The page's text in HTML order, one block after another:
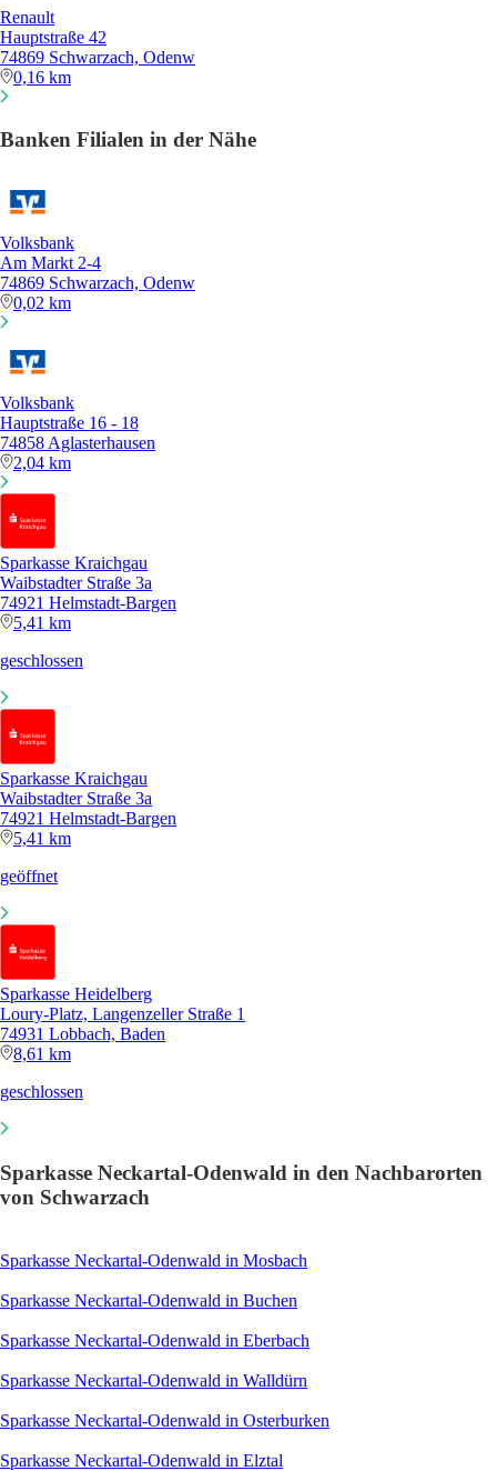
Renault
Hauptstraße 42
74869 Schwarzach, Odenw
0,16 km
Banken Filialen in der Nähe
Volksbank
Am Markt 2-4
74869 Schwarzach, Odenw
0,02 km
Volksbank
Hauptstraße 16 - 18
74858 Aglasterhausen
2,04 km
Sparkasse Kraichgau
Waibstadter Straße 3a
74921 Helmstadt-Bargen
5,41 km
geschlossen
Sparkasse Kraichgau
Waibstadter Straße 3a
74921 Helmstadt-Bargen
5,41 km
geöffnet
Sparkasse Heidelberg
Loury-Platz, Langenzeller Straße 1
74931 Lobbach, Baden
8,61 km
geschlossen
Sparkasse Neckartal-Odenwald in den Nachbarorten
von Schwarzach
Sparkasse Neckartal-Odenwald in Mosbach
Sparkasse Neckartal-Odenwald in Buchen
Sparkasse Neckartal-Odenwald in Eberbach
Sparkasse Neckartal-Odenwald in Walldürn
Sparkasse Neckartal-Odenwald in Osterburken
Sparkasse Neckartal-Odenwald in Elztal